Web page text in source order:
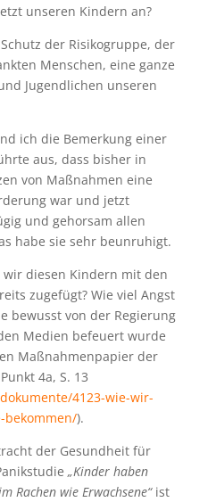
unseren Kindern an?
der Risikogruppe, der
Menschen, eine ganze
Jugendlichen unseren
ich die Bemerkung einer
aus, dass bisher in
von Maßnahmen eine
war und jetzt
und gehorsam allen
habe sie sehr beunruhigt.
wir diesen Kindern mit den
zugefügt? Wie viel Angst
bewusst von der Regierung
Medien befeuert wurde
Maßnahmenpapier der
4a, S. 13
4123-wie-wir-
bekommen/).
der Gesundheit für
„Kinder haben
Rachen wie Erwachsene“ist